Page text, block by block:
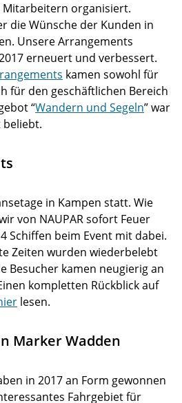
Mitarbeitern organisiert.
die Wünsche der Kunden in
Unsere Arrangements
erneuert und verbessert.
kamen sowohl für
für den geschäftlichen Bereich
“Wandern und Segeln” war
beliebt.
in Kampen statt. Wie
von NAUPAR sofort Feuer
Schiffen beim Event mit dabei.
Zeiten wurden wiederbelebt
Besucher kamen neugierig an
kompletten Rückblick auf
lesen.
Marker Wadden
in 2017 an Form gewonnen
Fahrgebiet für